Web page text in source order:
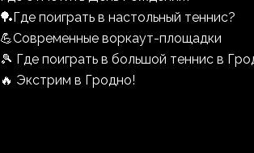
🏓Где поиграть в настольный теннис?
💪Современные воркаут-площадки
🎾 Где поиграть в большой теннис в
🔥 Экстрим в Гродно!